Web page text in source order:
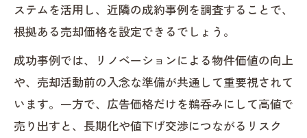
践例
成約事例で考える不動産売却のタイミン
グ選び
不動産売却の成約率を高めるポイント分
析
レインズ情報を活用した価格判断術
ステムを活用し、近隣の成約事例を調査することで、
根拠ある売却価格を設定できるでしょう。
成功事例では、リノベーションによる物件価値の向上
や、売却活動前の入念な準備が共通して重要視されて
います。一方で、広告価格だけを鵜呑みにして高値で
売り出すと、長期化や値下げ交渉につながるリスク